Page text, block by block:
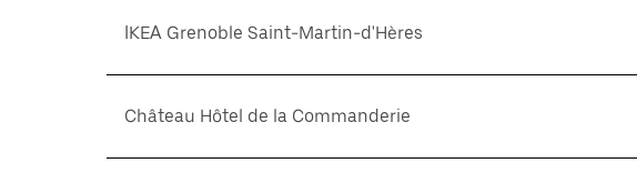
IKEA Grenoble Saint-Martin-d'Hères
Château Hôtel de la Commanderie